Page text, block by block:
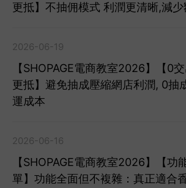
更抵】不抽佣模式 利潤更清晰,減少
2026-06-19
【SHOPAGE電商教室2026】【0
更抵】避免抽成壓縮網店利潤, 0抽
運成本
2026-06-16
【SHOPAGE電商教室2026】【功
單】功能全面但不複雜：真正適合